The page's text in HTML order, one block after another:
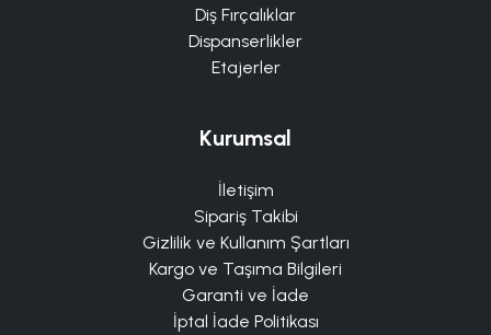
Diş Fırçalıklar
Dispanserlikler
Etajerler
Kurumsal
İletişim
Sipariş Takibi
Gizlilik ve Kullanım Şartları
Kargo ve Taşıma Bilgileri
Garanti ve İade
İptal İade Politikası